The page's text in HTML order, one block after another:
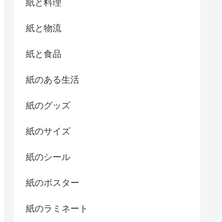
紙と料理
紙と物流
紙と食品
紙のある生活
紙のグッズ
紙のサイズ
紙のシール
紙のポスター
紙のラミネート